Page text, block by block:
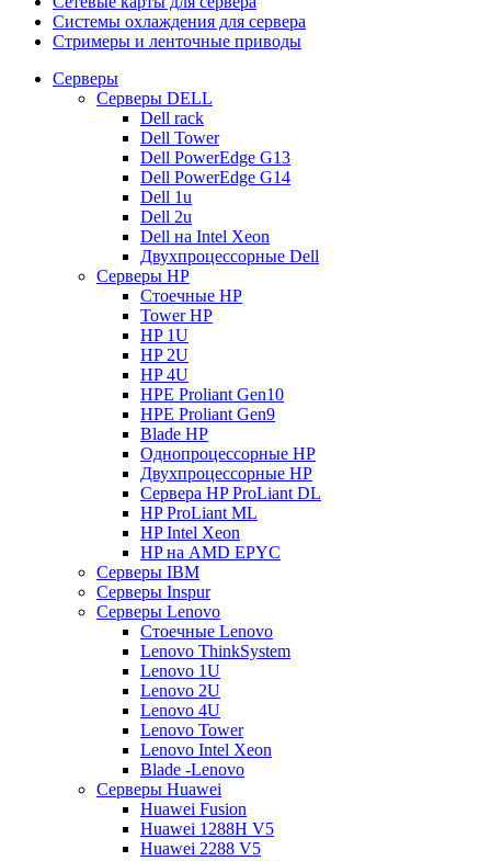
Системы охлаждения для сервера
Стримеры и ленточные приводы
Серверы
Серверы DELL
Dell rack
Dell Tower
Dell PowerEdge G13
Dell PowerEdge G14
Dell 1u
Dell 2u
Dell на Intel Xeon
Двухпроцессорные Dell
Серверы HP
Стоечные HP
Tower HP
HP 1U
HP 2U
HP 4U
HPE Proliant Gen10
HPE Proliant Gen9
Blade HP
Однопроцессорные HP
Двухпроцессорные HP
Сервера HP ProLiant DL
HP ProLiant ML
HP Intel Xeon
HP на AMD EPYC
Серверы IBM
Серверы Inspur
Серверы Lenovo
Стоечные Lenovo
Lenovo ThinkSystem
Lenovo 1U
Lenovo 2U
Lenovo 4U
Lenovo Tower
Lenovo Intel Xeon
Blade -Lenovo
Серверы Huawei
Huawei Fusion
Huawei 1288H V5
Huawei 2288 V5